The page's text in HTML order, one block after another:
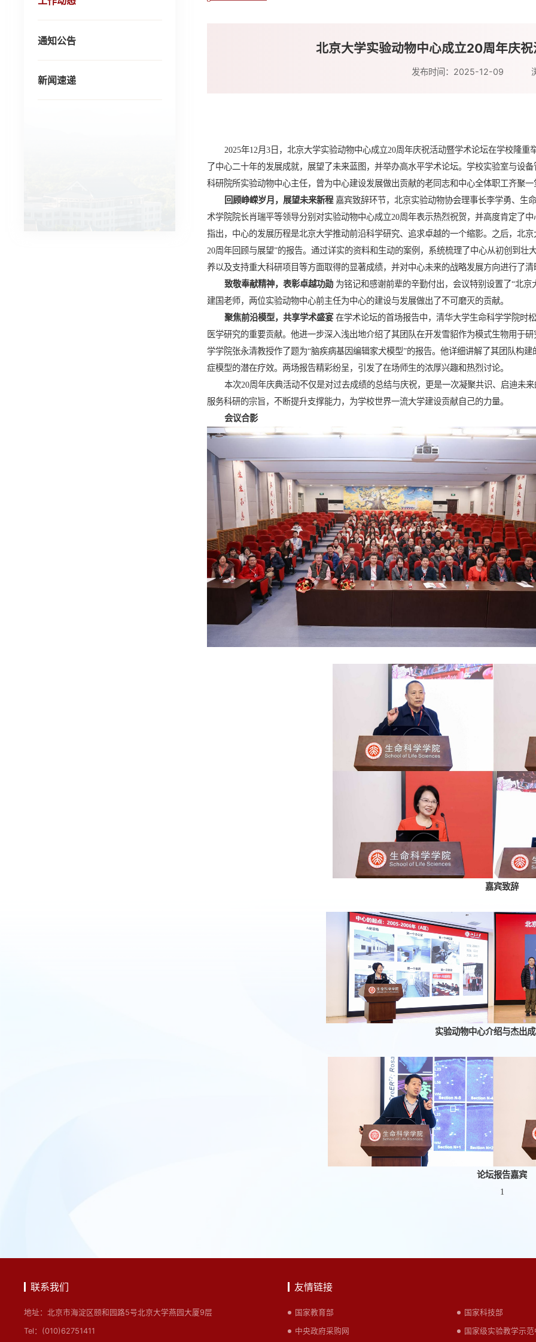
通知公告
新闻速递
北京大学实验动物中心成立20周年庆
发布时间：2025-12-09
2025年12月3日，北京大学实验动物中心成立20周年庆祝活动暨学术论坛在学校隆重
了中心二十年的发展成就，展望了未来蓝图，并举办高水平学术论坛。学校实验室与设
科研院所实验动物中心主任，曾为中心建设发展做出贡献的老同志和中心全体职工齐聚
回顾峥嵘岁月，展望未来新程 嘉宾致辞环节，北京实验动物协会理事长李学勇、生
术学院院长肖瑞平等领导分别对实验动物中心成立20周年表示热烈祝贺，并高度肯定了
指出，中心的发展历程是北京大学推动前沿科学研究、追求卓越的一个缩影。之后，北
20周年回顾与展望”的报告。通过详实的资料和生动的案例，系统梳理了中心从初创到
养以及支持重大科研项目等方面取得的显著成绩，并对中心未来的战略发展方向进行了清
致敬奉献精神，表彰卓越功勋 为铭记和感谢前辈的辛勤付出，会议特别设置了“北京
建国老师，两位实验动物中心前主任为中心的建设与发展做出了不可磨灭的贡献。
聚焦前沿模型，共享学术盛宴在学术论坛的首场报告中，清华大学生命科学学院时
医学研究的重要贡献。他进一步深入浅出地介绍了其团队在开发雪貂作为模式生物用于
学学院张永清教授作了题为“脑疾病基因编辑家犬模型”的报告。他详细讲解了其团队构
症模型的潜在疗效。两场报告精彩纷呈，引发了在场师生的浓厚兴趣和热烈讨论。
本次20周年庆典活动不仅是对过去成绩的总结与庆祝，更是一次凝聚共识、启迪未
服务科研的宗旨，不断提升支撑能力，为学校世界一流大学建设贡献自己的力量。
会议合影
嘉宾致辞
实验动物中心介绍与杰出
论坛报告嘉宾
1
联系我们
地址：北京市海淀区颐和园路5号北京大学燕园大厦9层
Tel：(010)62751411
友情链接
国家教育部 国家科技部
中央政府采购网 国家级实验教学示